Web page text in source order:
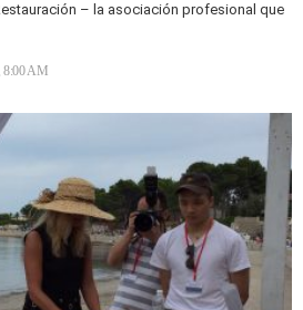
– la asociación profesional que
8:00 AM